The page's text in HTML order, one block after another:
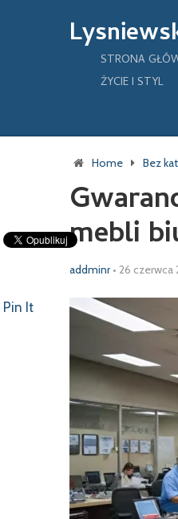
STRONA
ŻYCIE I STYL
Home Bez
mebli
addminr • 26 czerwca
Pin It